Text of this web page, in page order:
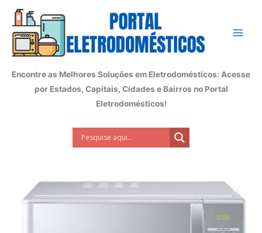
conteúdo
Encontre as Melhores Soluções em Eletrodomésticos: Acesse
por Estados, Capitais, Cidades e Bairros no Portal
Eletrodomésticos!